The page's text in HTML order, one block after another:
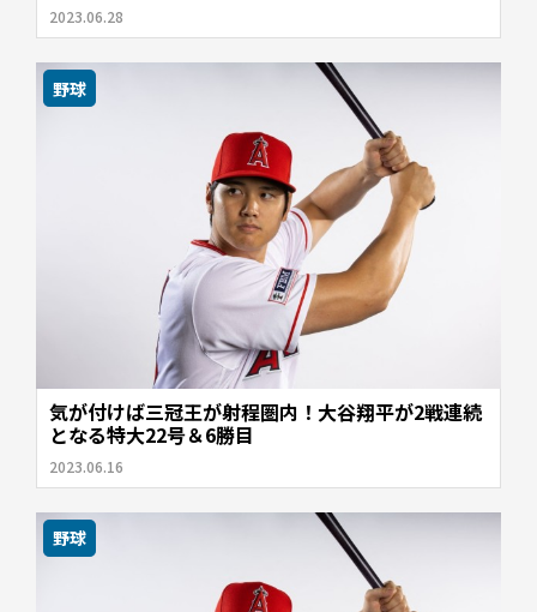
2023.06.28
野球
気が付けば三冠王が射程圏内！大谷翔平が2戦連続
となる特大22号＆6勝目
2023.06.16
野球